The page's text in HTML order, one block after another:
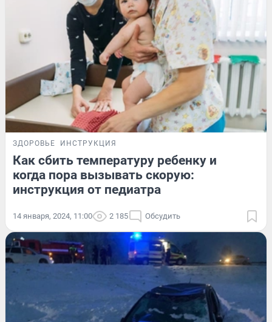
ЗДОРОВЬЕ ИНСТРУКЦИЯ
Как сбить температуру ребенку и
когда пора вызывать скорую:
инструкция от педиатра
14 января, 2024, 11:00 2 185 Обсудить